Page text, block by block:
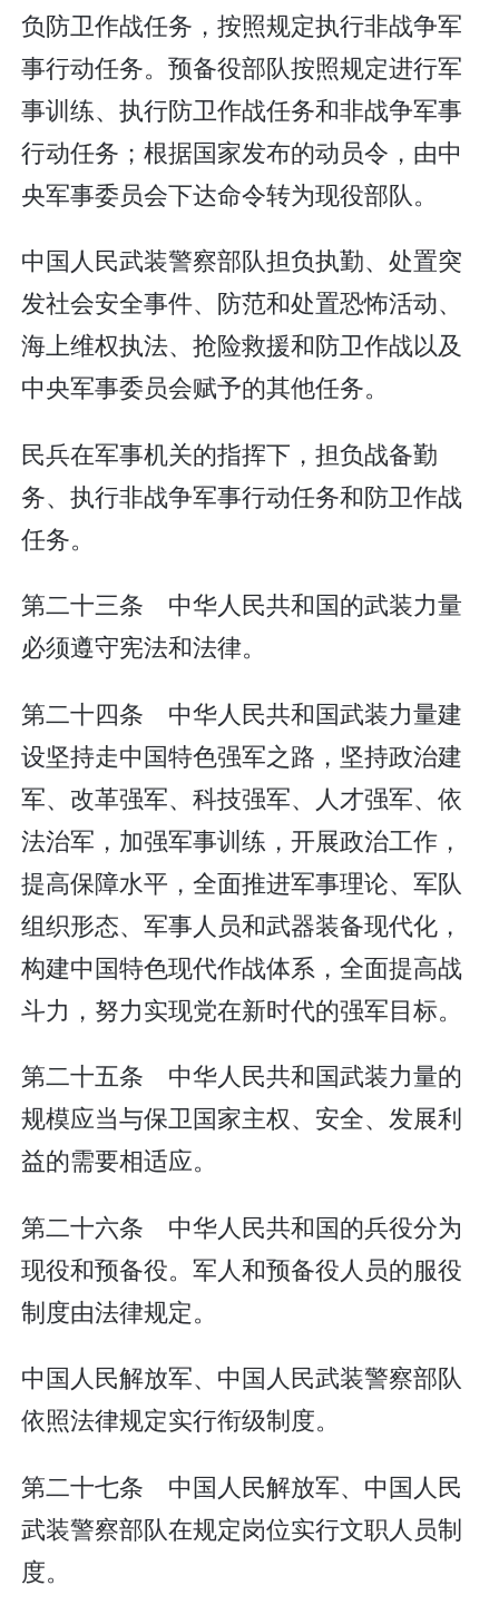
负防卫作战任务，按照规定执行非战争军
事行动任务。预备役部队按照规定进行军
事训练、执行防卫作战任务和非战争军事
行动任务；根据国家发布的动员令，由中
央军事委员会下达命令转为现役部队。
中国人民武装警察部队担负执勤、处置突
发社会安全事件、防范和处置恐怖活动、
海上维权执法、抢险救援和防卫作战以及
中央军事委员会赋予的其他任务。
民兵在军事机关的指挥下，担负战备勤
务、执行非战争军事行动任务和防卫作战
任务。
第二十三条 中华人民共和国的武装力量
必须遵守宪法和法律。
第二十四条 中华人民共和国武装力量建
设坚持走中国特色强军之路，坚持政治建
军、改革强军、科技强军、人才强军、依
法治军，加强军事训练，开展政治工作，
提高保障水平，全面推进军事理论、军队
组织形态、军事人员和武器装备现代化，
构建中国特色现代作战体系，全面提高战
斗力，努力实现党在新时代的强军目标。
第二十五条 中华人民共和国武装力量的
规模应当与保卫国家主权、安全、发展利
益的需要相适应。
第二十六条 中华人民共和国的兵役分为
现役和预备役。军人和预备役人员的服役
制度由法律规定。
中国人民解放军、中国人民武装警察部队
依照法律规定实行衔级制度。
第二十七条 中国人民解放军、中国人民
武装警察部队在规定岗位实行文职人员制
度。